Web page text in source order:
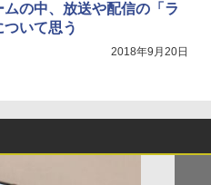
の中、放送や配信の「ラ
いて思う
2018年9月20日